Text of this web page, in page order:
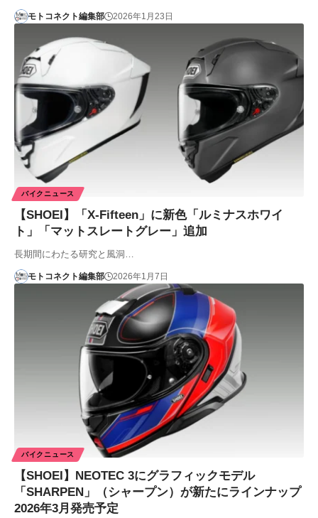
モトコネクト編集部 2026年1月23日
バイクニュース
【SHOEI】「X-Fifteen」に新色「ルミナスホワイ
ト」「マットスレートグレー」追加
長期間にわたる研究と風洞…
モトコネクト編集部 2026年1月7日
バイクニュース
【SHOEI】NEOTEC 3にグラフィックモデル
「SHARPEN」（シャープン）が新たにラインナップ
2026年3月発売予定